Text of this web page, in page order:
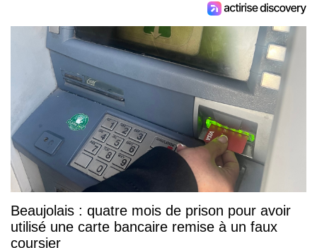
Beaujolais : quatre mois de prison pour avoir
utilisé une carte bancaire remise à un faux
coursier